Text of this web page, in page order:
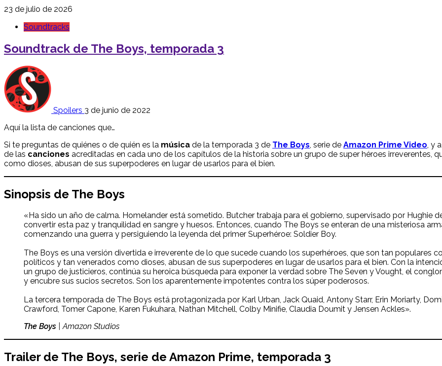
23 de julio de 2026
Soundtracks
Soundtrack de The Boys, temporada 3
Spoilers 3 de junio de 2022
Aquí la lista de canciones que…
Si te preguntas de quiénes o de quién es la música de la temporada 3 de The Boys , serie de Amazon Prime Video , y
de las canciones acreditadas en cada uno de los capítulos de la historia sobre un grupo de super héroes irreverentes,
como dioses, abusan de sus superpoderes en lugar de usarlos para el bien.
Sinopsis de The Boys
«Ha sido un año de calma. Homelander está sometido. Butcher trabaja para el gobierno, supervisado por Hughie
convertir esta paz y tranquilidad en sangre y huesos. Entonces, cuando The Boys se enteran de una misteriosa
comenzando una guerra y persiguiendo la leyenda del primer Superhéroe: Soldier Boy.
The Boys es una versión divertida e irreverente de lo que sucede cuando los superhéroes, que son tan populares
políticos y tan venerados como dioses, abusan de sus superpoderes en lugar de usarlos para el bien. Con la
un grupo de justicieros, continúa su heroica búsqueda para exponer la verdad sobre The Seven y Vought, el
y encubre sus sucios secretos. Son los aparentemente impotentes contra los súper poderosos.
La tercera temporada de The Boys está protagonizada por Karl Urban, Jack Quaid, Antony Starr, Erin Moriarty,
Crawford, Tomer Capone, Karen Fukuhara, Nathan Mitchell, Colby Minifie, Claudia Doumit y Jensen Ackles».
The Boys | Amazon Studios
Trailer de The Boys, serie de Amazon Prime, temporada 3